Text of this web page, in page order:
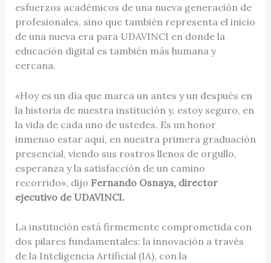
esfuerzos académicos de una nueva generación de
profesionales, sino que también representa el inicio
de una nueva era para UDAVINCI en donde la
educación digital es también más humana y
cercana.
«Hoy es un día que marca un antes y un después en
la historia de nuestra institución y, estoy seguro, en
la vida de cada uno de ustedes. Es un honor
inmenso estar aquí, en nuestra primera graduación
presencial, viendo sus rostros llenos de orgullo,
esperanza y la satisfacción de un camino
recorrido», dijo Fernando Osnaya, director
ejecutivo de UDAVINCI.
La institución está firmemente comprometida con
dos pilares fundamentales: la innovación a través
de la Inteligencia Artificial (IA), con la